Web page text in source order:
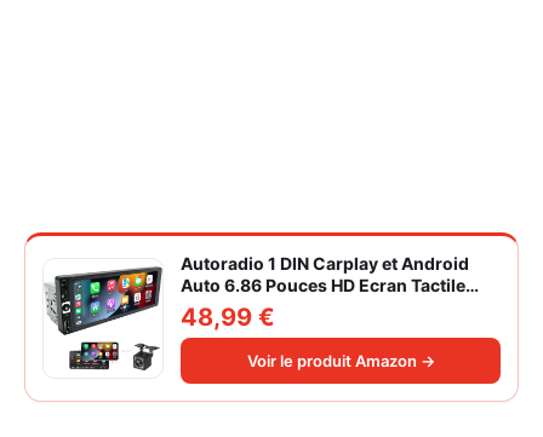
Autoradio 1 DIN Carplay et Android
Auto 6.86 Pouces HD Ecran Tactile
Poste Radio Voiture Soutien Lien
Miroir iOS/Android/Radio FM/USB/EQ
Autoradio Bluetooth Caméra de Recul
48,99 €
Voir le produit Amazon →